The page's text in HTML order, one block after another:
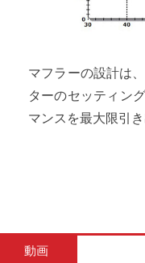
マフラーの設計は
ターのセッティン
マンスを最大限引
動画